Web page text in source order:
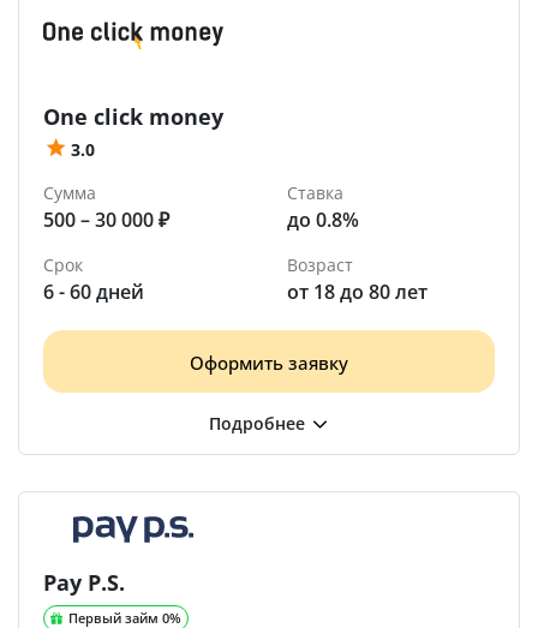
One click money
3.0
Сумма
500 – 30 000 ₽
Ставка
до 0.8%
Срок
6 - 60 дней
Возраст
от 18 до 80 лет
Оформить заявку
Pay P.S.
Первый займ 0%